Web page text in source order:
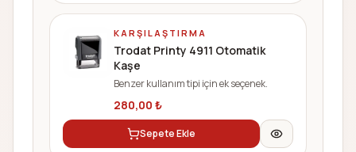
KARŞILAŞTIRMA
Trodat Printy 4911 Otomatik
Kaşe
Benzer kullanım tipi için ek seçenek.
280,00 ₺
Sepete Ekle